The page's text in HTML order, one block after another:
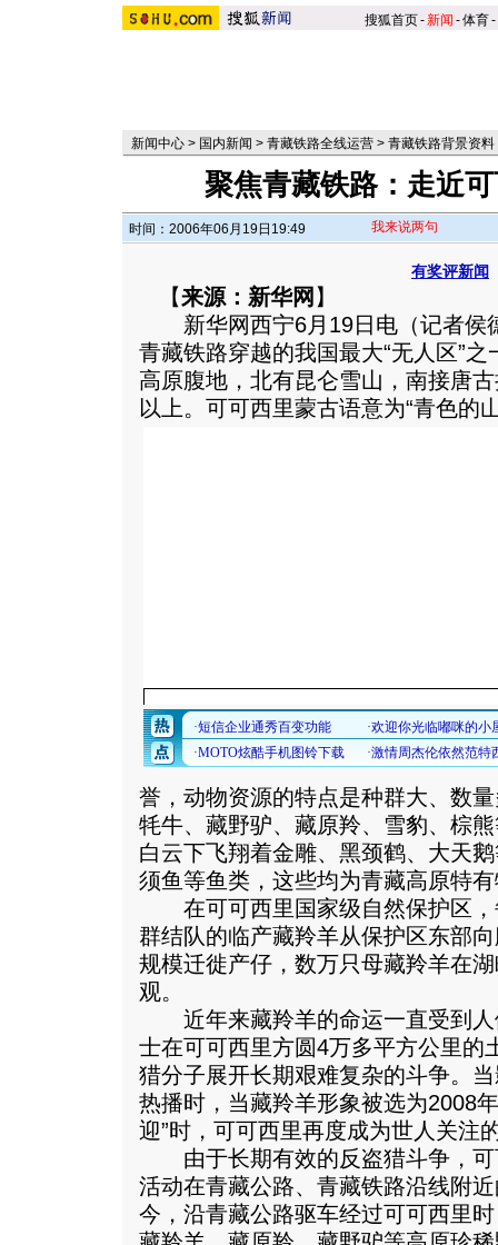
搜狐首页-新闻 -体育-
新闻中心 > 国内新闻 > 青藏铁路全线运营 > 青藏铁路背景资料
聚焦青藏铁路：走近
时间：2006年06月19日19:49 我来说两句
有奖评新闻
【来源：新华网 】
新华网西宁6月19日电（记者侯
青藏铁路穿越的我国最大“无人区”
高原腹地，北有昆仑雪山，南接唐
以上。可可西里蒙古语意为“青色的
誉，动物资源的特点是种群大、数
牦牛、藏野驴、藏原羚、雪豹、棕
白云下飞翔着金雕、黑颈鹤、大天
须鱼等鱼类，这些均为青藏高原特
在可可西里国家级自然保护区，
群结队的临产藏羚羊从保护区东部
规模迁徙产仔，数万只母藏羚羊在
观。
近年来藏羚羊的命运一直受到人
士在可可西里方圆4万多平方公里的
猎分子展开长期艰难复杂的斗争。
热播时，当藏羚羊形象被选为2008
迎”时，可可西里再度成为世人关注
由于长期有效的反盗猎斗争，可
活动在青藏公路、青藏铁路沿线附
今，沿青藏公路驱车经过可可西里